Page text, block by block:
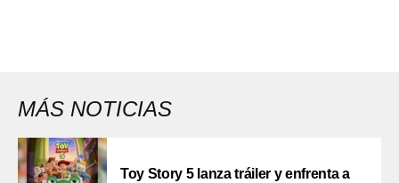
MÁS NOTICIAS
Toy Story 5 lanza tráiler y enfrenta a